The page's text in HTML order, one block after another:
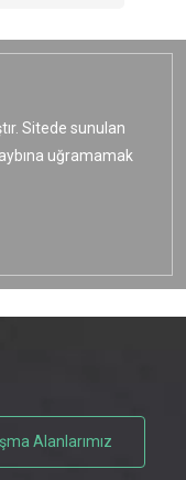
Sitede sunulan
uğramamak
Alanlarımız